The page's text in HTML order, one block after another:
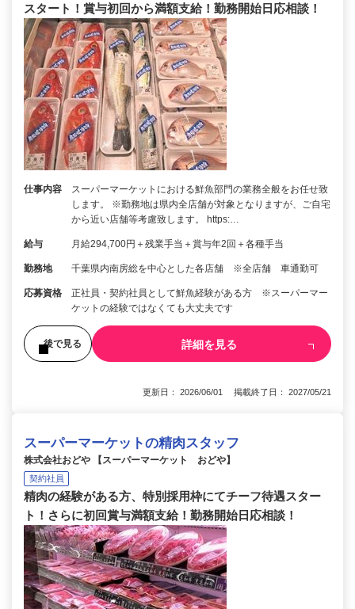
スタート！賞与初回から満額支給！勤務開始日応相談！
仕事内容
スーパーマーケットにおける鮮魚部門の業務全般をお任せ致
します。 ※勤務地は県内全店舗が対象となりますが、ご自宅
から近い店舗等考慮致します。 https:…
給与 月給294,700円＋残業手当＋賞与年2回＋各種手当
勤務地 千葉県内南房総を中心とした各店舗 ※全店舗 車通勤可
応募資格
正社員・契約社員として鮮魚経験がある方 ※スーパーマー
ケットの経験ではなくても大丈夫です
後で見る 詳細を見る
更新日： 2026/06/01 掲載終了日： 2027/05/21
スーパーマーケットの精肉スタッフ
株式会社おどや 【スーパーマーケット おどや】
契約社員
精肉の経験がある方、特別採用枠にてチーフ待遇スター
ト！さらに初回賞与満額支給！勤務開始日応相談！